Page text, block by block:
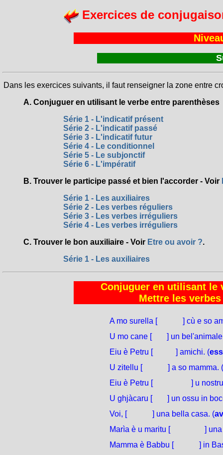
Exercices de
Dans les exercices suivants, il faut renseigner la zone entre
A. Conjuguer en utilisant le verbe entre parenthèses
Série 1 - L'indicatif présent
Série 2 - L'indicatif passé
Série 3 - L'indicatif futur
Série 4 - Le conditionnel
Série 5 - Le subjonctif
Série 6 - L'impératif
B. Trouver le participe passé et bien l'accorder - Voir
Série 1 - Les auxiliaires
Série 2 - Les verbes réguliers
Série 3 - Les verbes irréguliers
Série 4 - Les verbes irréguliers
C. Trouver le bon auxiliaire - Voir Etre ou avoir ?.
Série 1 - Les auxiliaires
Conjuguer en utilisant le
Mettre les
A mo surella [
] cù e so
U mo cane [
] un
Eiu è Petru [
] amichi. (
U zitellu [
] a so mamma. (
Eiu è Petru [
] u
U ghjàcaru [
] un ossu in
Voi, [
] una bella casa. (
Marìa è u maritu [
]
Mamma è Babbu [
] in